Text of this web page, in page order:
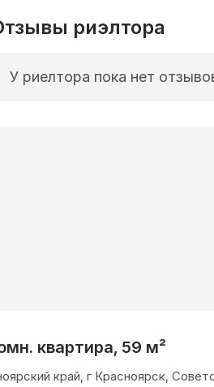
риэлтора
У риелтора пока нет
квартира, 59 м²
край, г Красноярск,